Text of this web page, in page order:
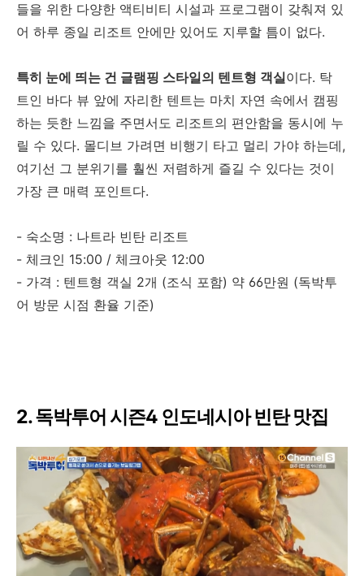
들을 위한 다양한 액티비티 시설과 프로그램이 갖춰져 있
어 하루 종일 리조트 안에만 있어도 지루할 틈이 없다.
특히 눈에 띄는 건 글램핑 스타일의 텐트형 객실이다. 탁
트인 바다 뷰 앞에 자리한 텐트는 마치 자연 속에서 캠핑
하는 듯한 느낌을 주면서도 리조트의 편안함을 동시에 누
릴 수 있다. 몰디브 가려면 비행기 타고 멀리 가야 하는데,
여기선 그 분위기를 훨씬 저렴하게 즐길 수 있다는 것이
가장 큰 매력 포인트다.
- 숙소명 : 나트라 빈탄 리조트
- 체크인 15:00 / 체크아웃 12:00
- 가격 : 텐트형 객실 2개 (조식 포함) 약 66만원 (독박투
어 방문 시점 환율 기준)
2. 독박투어 시즌4 인도네시아 빈탄 맛집